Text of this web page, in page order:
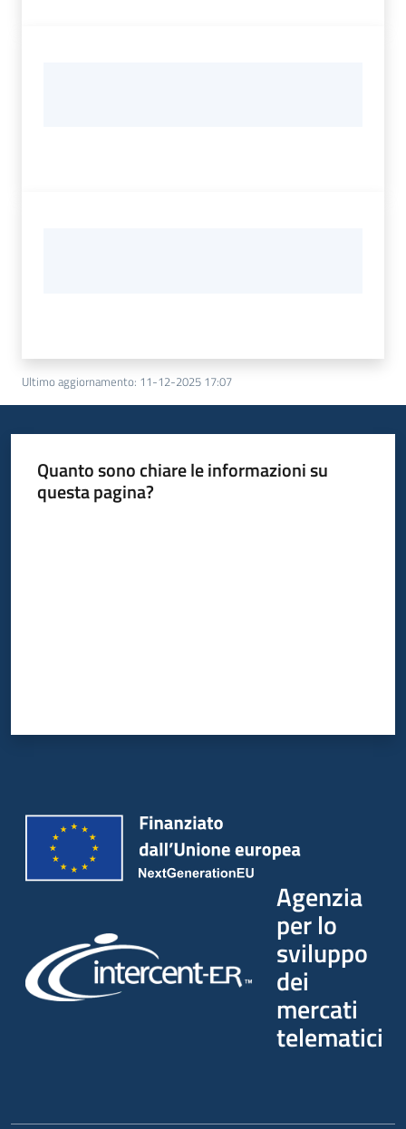
Ultimo aggiornamento: 11-12-2025 17:07
Quanto sono chiare le informazioni su
questa pagina?
Agenzia
per lo
sviluppo
dei
mercati
telematici